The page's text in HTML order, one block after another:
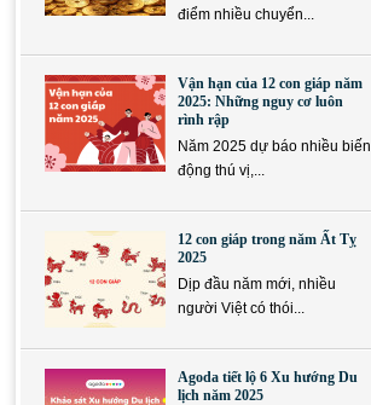
điểm nhiều chuyển...
Vận hạn của 12 con giáp năm
2025: Những nguy cơ luôn
rình rập
Năm 2025 dự báo nhiều biến
động thú vị,...
12 con giáp trong năm Ất Tỵ
2025
Dịp đầu năm mới, nhiều
người Việt có thói...
Agoda tiết lộ 6 Xu hướng Du
lịch năm 2025